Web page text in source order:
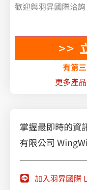
歡迎與羽昇國際洽
>>
有第
更多產
掌握最即時的資
有限公司
加入羽昇國際